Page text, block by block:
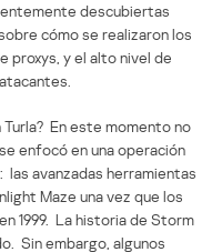
descubiertas
cómo se realizaron los
proxys, y el alto nivel de
En este momento no
enfocó en una operación
las avanzadas herramientas
Maze una vez que los
1999. La historia de Storm
Sin embargo, algunos